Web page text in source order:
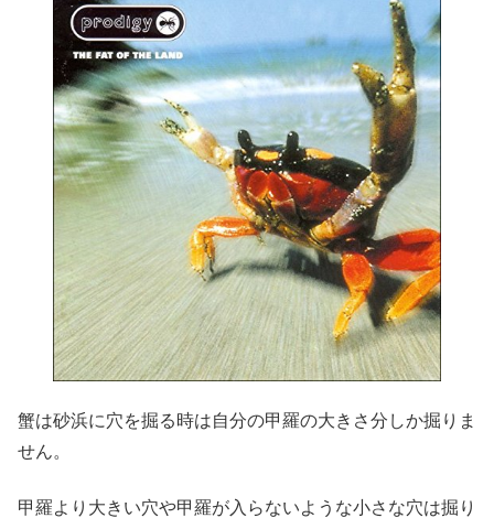
蟹は砂浜に穴を掘る時は自分の甲羅の大きさ分しか掘りま
せん。
甲羅より大きい穴や甲羅が入らないような小さな穴は掘り